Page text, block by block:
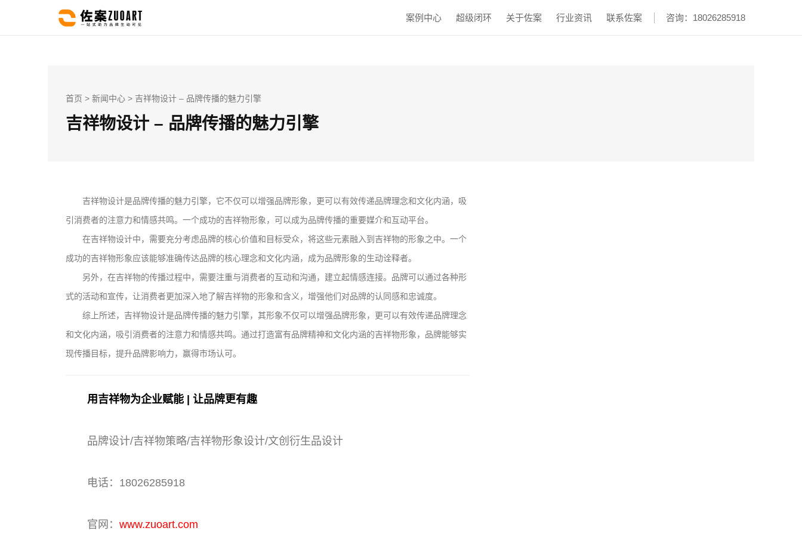
咨询：18026285918
案例中心 超级闭环 关于佐案 行业资讯 联系佐案
首页 > 新闻中心 > 吉祥物设计 – 品牌传播的魅力引擎
吉祥物设计 – 品牌传播的魅力引擎
吉祥物设计是品牌传播的魅力引擎，它不仅可以增强品牌形象，更可以有效传递品牌理念和文化内涵，吸
引消费者的注意力和情感共鸣。一个成功的吉祥物形象，可以成为品牌传播的重要媒介和互动平台。
在吉祥物设计中，需要充分考虑品牌的核心价值和目标受众，将这些元素融入到吉祥物的形象之中。一个
成功的吉祥物形象应该能够准确传达品牌的核心理念和文化内涵，成为品牌形象的生动诠释者。
另外，在吉祥物的传播过程中，需要注重与消费者的互动和沟通，建立起情感连接。品牌可以通过各种形
式的活动和宣传，让消费者更加深入地了解吉祥物的形象和含义，增强他们对品牌的认同感和忠诚度。
综上所述，吉祥物设计是品牌传播的魅力引擎，其形象不仅可以增强品牌形象，更可以有效传递品牌理念
和文化内涵，吸引消费者的注意力和情感共鸣。通过打造富有品牌精神和文化内涵的吉祥物形象，品牌能够实
现传播目标，提升品牌影响力，赢得市场认可。
用吉祥物为企业赋能 | 让品牌更有趣
品牌设计/吉祥物策略/吉祥物形象设计/文创衍生品设计
电话：18026285918
官网： www.zuoart.com